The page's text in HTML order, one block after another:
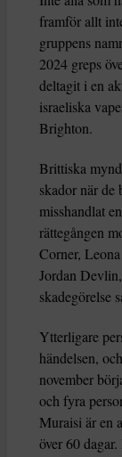
framför allt
gruppens
2024 greps
deltagit i en
israeliska
Brighton.
Brittiska
skador när de
misshandlat
rättegången
Corner,
Jordan
skadegörelse
Ytterligare
händelsen,
november
och fyra
Muraisi är en
över 60